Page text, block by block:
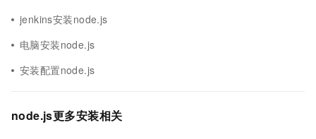
jenkins安装node.js
电脑安装node.js
安装配置node.js
node.js更多安装相关